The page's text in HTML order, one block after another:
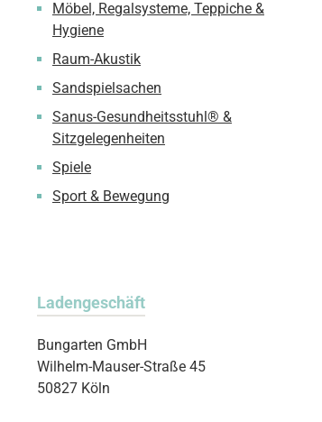
Möbel, Regalsysteme, Teppiche &
Hygiene
Raum-Akustik
Sandspielsachen
Sanus-Gesundheitsstuhl® &
Sitzgelegenheiten
Spiele
Sport & Bewegung
Ladengeschäft
Bungarten GmbH
Wilhelm-Mauser-Straße 45
50827 Köln